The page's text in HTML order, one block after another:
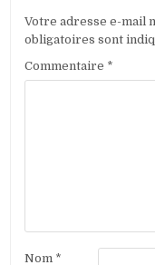
Votre adresse e-mail
obligatoires sont
Commentaire *
Nom *